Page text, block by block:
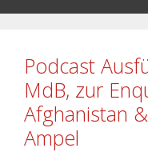
Podcast
MdB, zur
Afghanistan
Ampel